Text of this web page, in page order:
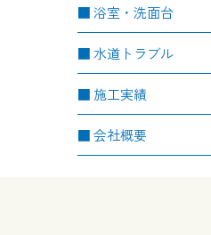
浴室・洗面台
水道トラブル
施工実績
会社概要